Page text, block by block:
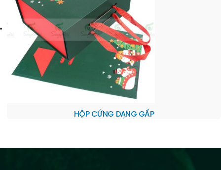
HỘP CỨNG DẠNG GẤP